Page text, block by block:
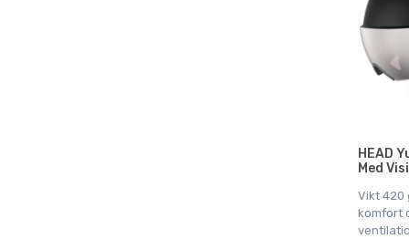
HEAD
Med
Vikt 420
komfort